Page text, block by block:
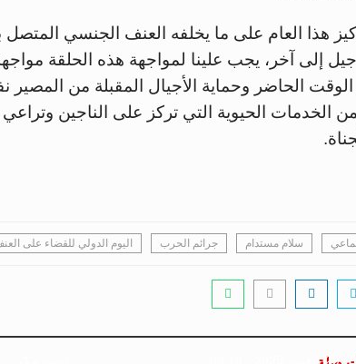
هذا العام على ما يخلفه العنف الجنسي
إلى آخر، يجب علينا لمواجهة هذه الحلقة
الحاضر وحماية الأجيال المقبلة من
الخدمات الحيوية التي تركز على الناجين
سلام مستدام جرائم الحرب اليوم الدولي للقضاء على
29 نوفمبر 2025 - 09:18